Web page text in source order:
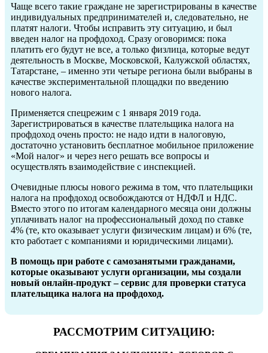
Чаще всего такие граждане не зарегистрированы в качестве
индивидуальных предпринимателей и, следовательно, не
платят налоги. Чтобы исправить эту ситуацию, и был
введен налог на профдоход. Сразу оговоримся: пока
платить его будут не все, а только физлица, которые ведут
деятельность в Москве, Московской, Калужской областях,
Татарстане, – именно эти четыре региона были выбраны в
качестве экспериментальной площадки по введению
нового налога.
Применяется спецрежим с 1 января 2019 года.
Зарегистрироваться в качестве плательщика налога на
профдоход очень просто: не надо идти в налоговую,
достаточно установить бесплатное мобильное приложение
«Мой налог» и через него решать все вопросы и
осуществлять взаимодействие с инспекцией.
Очевидные плюсы нового режима в том, что плательщики
налога на профдоход освобождаются от НДФЛ и НДС.
Вместо этого по итогам календарного месяца они должны
уплачивать налог на профессиональный доход по ставке
4% (те, кто оказывает услуги физическим лицам) и 6% (те,
кто работает с компаниями и юридическими лицами).
В помощь при работе с самозанятыми гражданами,
которые оказывают услуги организации, мы создали
новый онлайн-продукт – сервис для проверки статуса
плательщика налога на профдоход.
РАССМОТРИМ СИТУАЦИЮ: